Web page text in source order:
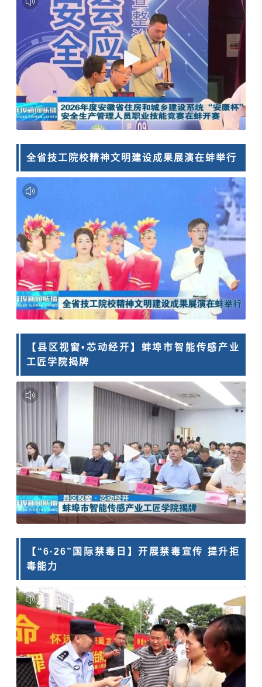
全省技工院校精神文明建设成果展演在蚌举行
【县区视窗•芯动经开】蚌埠市智能传感产业
工匠学院揭牌
【“6·26”国际禁毒日】开展禁毒宣传 提升拒
毒能力